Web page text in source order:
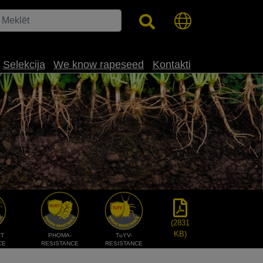
Selekcija We know rapeseed Kontakti
PHOMA-
RESISTANCE
TuYV-
RESISTANCE
(2831
KB)